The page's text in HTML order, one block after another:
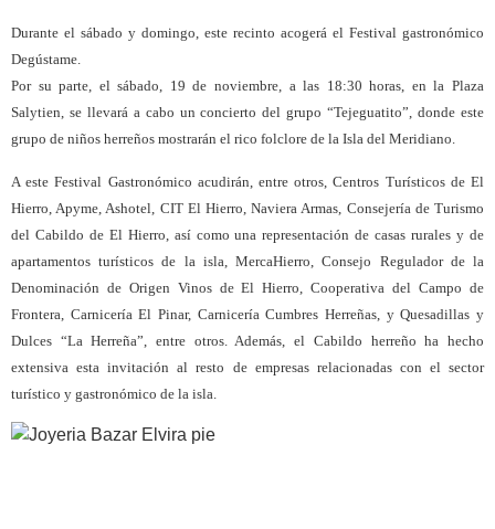
Durante el sábado y domingo, este recinto acogerá el Festival gastronómico
Degústame.
Por su parte, el sábado, 19 de noviembre, a las 18:30 horas, en la Plaza
Salytien, se llevará a cabo un concierto del grupo “Tejeguatito”, donde este
grupo de niños herreños mostrarán el rico folclore de la Isla del Meridiano.
A este Festival Gastronómico acudirán, entre otros, Centros Turísticos de El
Hierro, Apyme, Ashotel, CIT El Hierro, Naviera Armas, Consejería de Turismo
del Cabildo de El Hierro, así como una representación de casas rurales y de
apartamentos turísticos de la isla, MercaHierro, Consejo Regulador de la
Denominación de Origen Vinos de El Hierro, Cooperativa del Campo de
Frontera, Carnicería El Pinar, Carnicería Cumbres Herreñas, y Quesadillas y
Dulces “La Herreña”, entre otros. Además, el Cabildo herreño ha hecho
extensiva esta invitación al resto de empresas relacionadas con el sector
turístico y gastronómico de la isla.